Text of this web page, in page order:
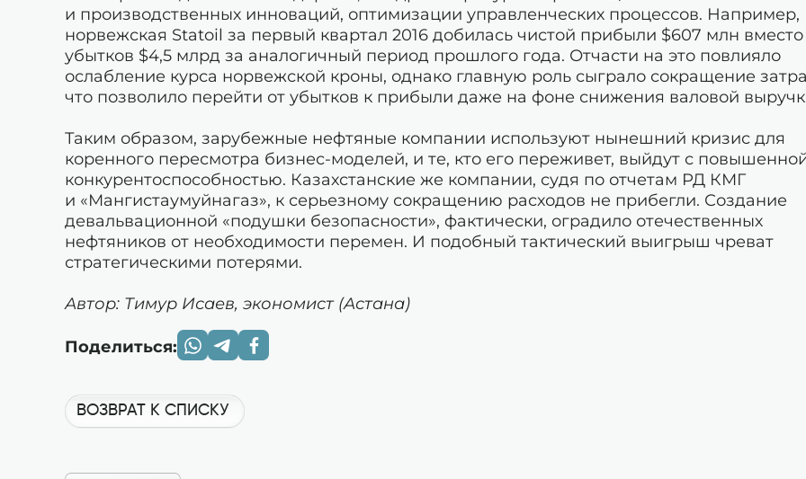
и производственных инноваций, оптимизации управленческих процессов. Например,
норвежская Statoil за первый квартал 2016 добилась чистой прибыли $607 млн вместо
убытков $4,5 млрд за аналогичный период прошлого года. Отчасти на это повлияло
ослабление курса норвежской кроны, однако главную роль сыграло сокращение
что позволило перейти от убытков к прибыли даже на фоне снижения валовой
Таким образом, зарубежные нефтяные компании используют нынешний кризис для
коренного пересмотра бизнес-моделей, и те, кто его переживет, выйдут с
конкурентоспособностью. Казахстанские же компании, судя по отчетам РД КМГ
и «Мангистаумуйнагаз», к серьезному сокращению расходов не прибегли. Создание
девальвационной «подушки безопасности», фактически, оградило отечественных
нефтяников от необходимости перемен. И подобный тактический выигрыш чреват
стратегическими потерями.
Автор: Тимур Исаев, экономист (Астана)
Поделиться:
ВОЗВРАТ К СПИСКУ